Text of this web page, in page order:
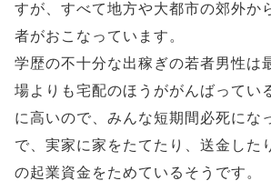
すが、すべて地方や大都市の郊外か
者がおこなっています。
学歴の不十分な出稼ぎの若者男性は
場よりも宅配のほうががんばってい
に高いので、みんな短期間必死にな
で、実家に家をたてたり、送金した
の起業資金をためているそうです。